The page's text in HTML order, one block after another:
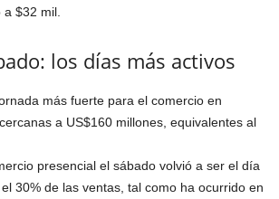
$32 mil.
los días más activos
más fuerte para el comercio en
a US$160 millones, equivalentes al
presencial el sábado volvió a ser el día
30% de las ventas, tal como ha ocurrido en